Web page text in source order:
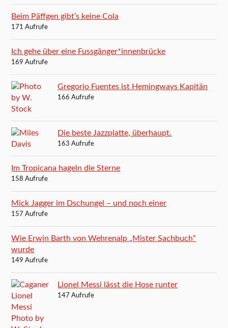
Beim Päffgen gibt’s keine Cola
171 Aufrufe
Ich gehe über eine Fussgänger*innenbrücke
169 Aufrufe
Gregorio Fuentes ist Hemingways Kapitän
166 Aufrufe
Die beste Jazzplatte, überhaupt.
163 Aufrufe
Im Tropicana hageln die Sterne
158 Aufrufe
Mick Jagger im Dschungel – und noch einer
157 Aufrufe
Wie Erwin Barth von Wehrenalp „Mister Sachbuch“
wurde
149 Aufrufe
Lionel Messi lässt die Hose runter
147 Aufrufe